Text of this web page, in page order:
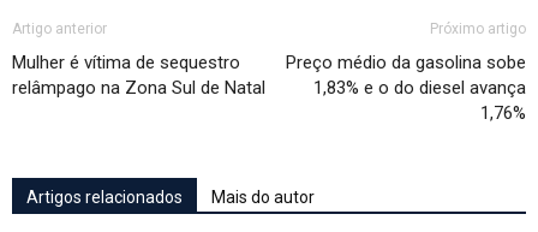
Artigo anterior
Mulher é vítima de sequestro
relâmpago na Zona Sul de Natal
Próximo artigo
Preço médio da gasolina sobe
1,83% e o do diesel avança
1,76%
Artigos relacionados Mais do autor